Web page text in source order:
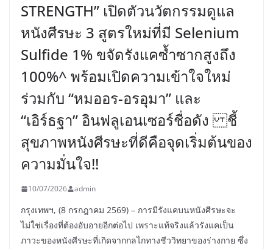
STRENGTH” เปิดตัวนวัตกรรมดูแล
หนังศีรษะ 3 สูตรใหม่ที่มี Selenium
Sulfide 1% ขจัดรังแคซ้ำซากสูงถึง
100%^ พร้อมเปิดความเข้าใจใหม่
ร่วมกับ “หมออร-อรอุมา” และ
“เอิร์ธฐา” อินฟลูเอนเซอร์ชื่อดัง ชี้
สุขภาพหนังศีรษะที่ดีคือจุดเริ่มต้นของ
ความมั่นใจ!!
10/07/2026 admin
กรุงเทพฯ, (8 กรกฎาคม 2569) – การมีรังแคบนหนังศีรษะจะ
ไม่ใช่เรื่องที่ต้องอับอายอีกต่อไป เพราะแท้จริงแล้วรังแคเป็น
ภาวะของหนังศีรษะที่เกิดจากกลไกทางชีววิทยาของร่างกาย ซึ่ง